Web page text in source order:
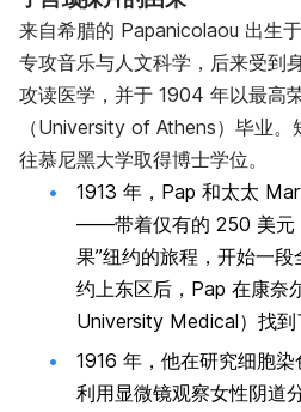
来自希腊的 Papanicolaou 出生
专攻音乐与人文科学，后来受到
攻读医学，并于 1904 年以最高
（University of Athens）毕业
往慕尼黑大学取得博士学位。
1913 年，Pap 和太太
——带着仅有的 250 美元
果”纽约的旅程，开始一
约上东区后，Pap 在康奈
University Medical）找到
1916 年，他在研究细胞
利用显微镜观察女性阴道